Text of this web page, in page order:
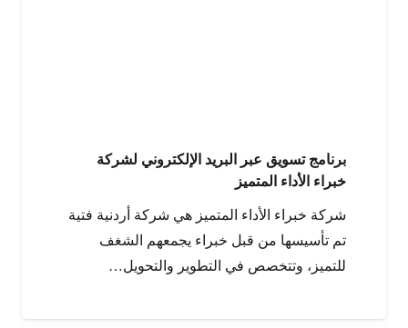
برنامج تسويق عبر البريد الإلكتروني لشركة
خبراء الأداء المتميز
شركة خبراء الأداء المتميز هي شركة أردنية فتية
تم تأسيسها من قبل خبراء يجمعهم الشغف
للتميز، وتتخصص في التطوير والتحويل…